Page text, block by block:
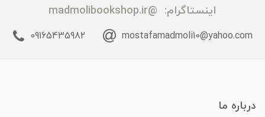
اینستاگرام: @madmolibookshop.ir
mostafamadmoli10@yahoo.com
09165435982
درباره ما